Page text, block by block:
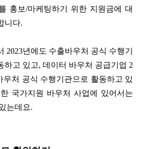
홍보/마케팅하기 위한 지원금에 대
니다.
2023년에도 수출바우처 공식 수행기
하고 있고, 데이터 바우처 공급기업 2
우처 공식 수행기관으로 활동하고 있
국가지원 바우처 사업에 있어서는
는데요.